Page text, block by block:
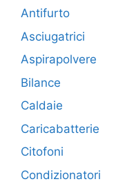
Antifurto
Asciugatrici
Aspirapolvere
Bilance
Caldaie
Caricabatterie
Citofoni
Condizionatori